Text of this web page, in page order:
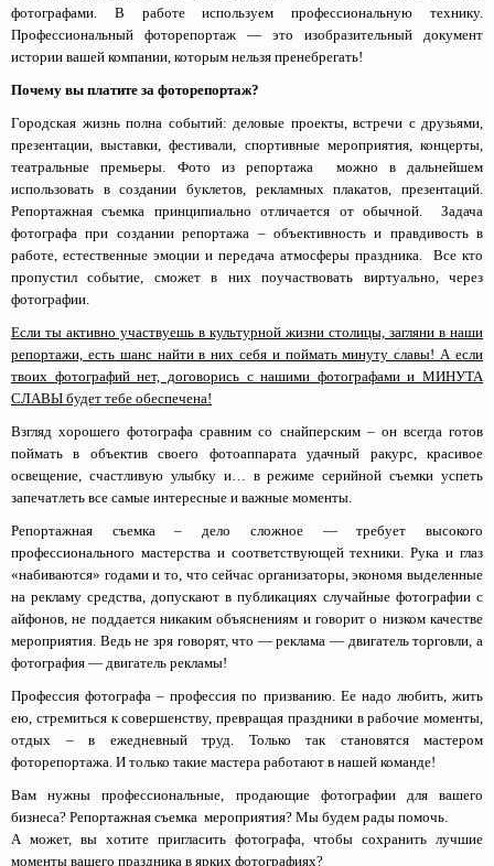
фотографами. В работе используем профессиональную технику.
Профессиональный фоторепортаж — это изобразительный документ
истории вашей компании, которым нельзя пренебрегать!
Почему вы платите за фоторепортаж?
Городская жизнь полна событий: деловые проекты, встречи с друзьями,
презентации, выставки, фестивали, спортивные мероприятия, концерты,
театральные премьеры. Фото из репортажа можно в дальнейшем
использовать в создании буклетов, рекламных плакатов, презентаций.
Репортажная съемка принципиально отличается от обычной. Задача
фотографа при создании репортажа – объективность и правдивость в
работе, естественные эмоции и передача атмосферы праздника. Все кто
пропустил событие, сможет в них поучаствовать виртуально, через
фотографии.
Если ты активно участвуешь в культурной жизни столицы, загляни в наши
репортажи, есть шанс найти в них себя и поймать минуту славы! А если
твоих фотографий нет, договорись с нашими фотографами и МИНУТА
СЛАВЫ будет тебе обеспечена!
Взгляд хорошего фотографа сравним со снайперским – он всегда готов
поймать в объектив своего фотоаппарата удачный ракурс, красивое
освещение, счастливую улыбку и… в режиме серийной съемки успеть
запечатлеть все самые интересные и важные моменты.
Репортажная съемка – дело сложное — требует высокого
профессионального мастерства и соответствующей техники. Рука и глаз
«набиваются» годами и то, что сейчас организаторы, экономя выделенные
на рекламу средства, допускают в публикациях случайные фотографии с
айфонов, не поддается никаким объяснениям и говорит о низком качестве
мероприятия. Ведь не зря говорят, что — реклама — двигатель торговли, а
фотография — двигатель рекламы!
Профессия фотографа – профессия по призванию. Ее надо любить, жить
ею, стремиться к совершенству, превращая праздники в рабочие моменты,
отдых – в ежедневный труд. Только так становятся мастером
фоторепортажа. И только такие мастера работают в нашей команде!
Вам нужны профессиональные, продающие фотографии для вашего
бизнеса? Репортажная съемка мероприятия? Мы будем рады помочь.
А может, вы хотите пригласить фотографа, чтобы сохранить лучшие
моменты вашего праздника в ярких фотографиях?